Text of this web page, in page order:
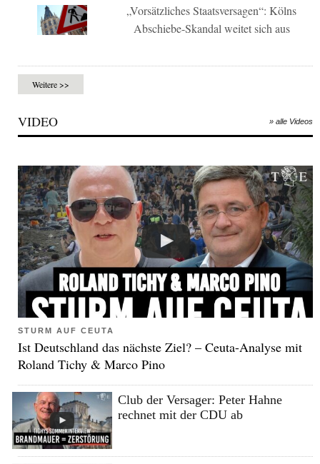
„Vorsätzliches Staatsversagen“: Kölns
Abschiebe-Skandal weitet sich aus
Weitere >>
VIDEO » alle Videos
STURM AUF CEUTA
Ist Deutschland das nächste Ziel? – Ceuta-Analyse mit
Roland Tichy & Marco Pino
Club der Versager: Peter Hahne
rechnet mit der CDU ab